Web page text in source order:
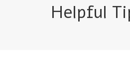
Helpful